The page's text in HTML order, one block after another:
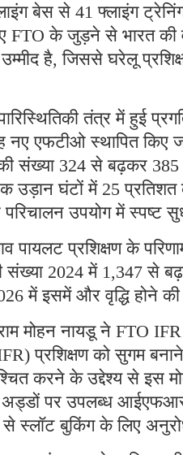
बेस से 41 फ्लाइंग
FTO के जुड़ने से भारत की
उम्मीद है, जिससे घरेलू
तंत्र में हुई
नए एफटीओ स्थापित
की संख्या 324 से बढ़कर
उड़ान घंटों में 25
परिचालन उपयोग में स्पष्ट
पायलट प्रशिक्षण के
संख्या 2024 में 1,347 से
में इसमें और वृद्धि होने की
मोहन नायडू ने FTO
प्रशिक्षण को सुगम
करने के उद्देश्य से इस
पर उपलब्ध आईएफआर
से स्लॉट बुकिंग के लिए